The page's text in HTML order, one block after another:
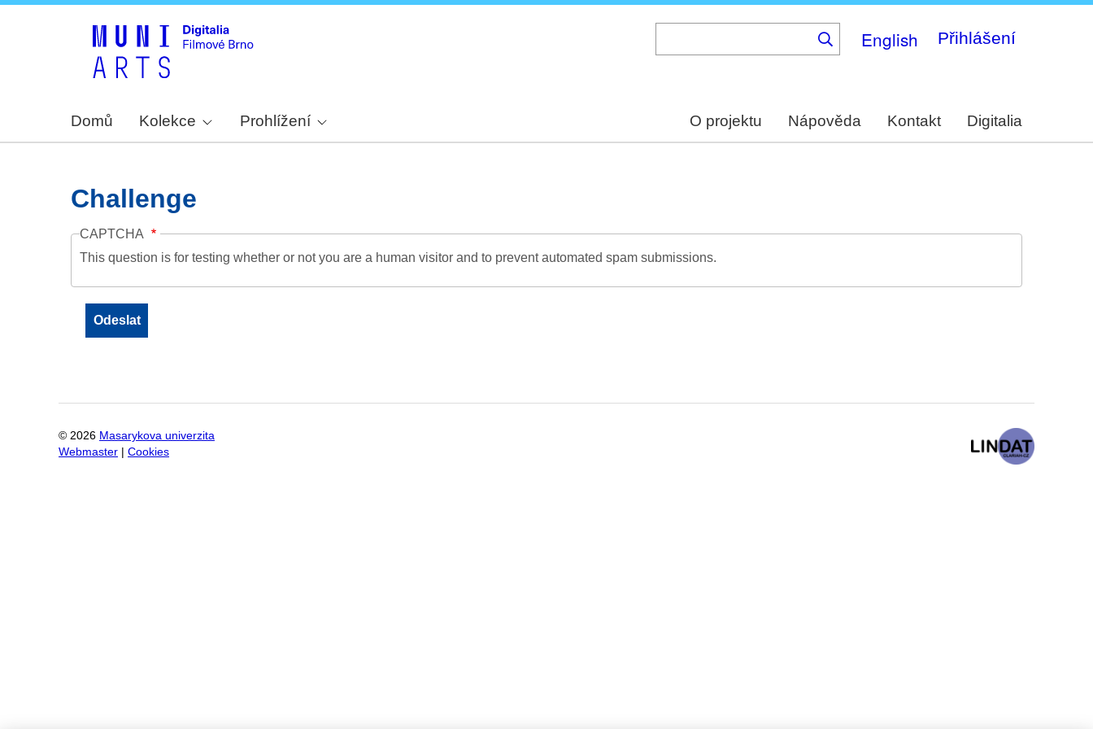
English Přihlášení
Domů Kolekce Prohlížení O projektu Nápověda Kontakt Digitalia
Challenge
CAPTCHA
This question is for testing whether or not you are a human visitor and to prevent automated spam submissions.
© 2026 Masarykova univerzita
Webmaster
Cookies